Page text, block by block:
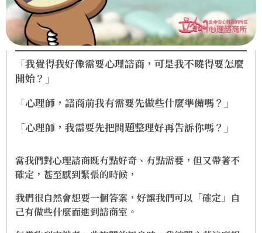
「我覺得我好像需要心理諮商，可是我不曉得要怎麼
開始？」
「心理師，諮商前我有需要先做些什麼準備嗎？」
「心理師，我需要先把問題整理好再告訴你嗎？」
當我們對心理諮商既有點好奇、有點需要，但又帶著不
確定，甚至感到緊張的時候，
我們很自然會想要一個答案，好讓我們可以「確定」自
己有做些什麼而進到諮商室。